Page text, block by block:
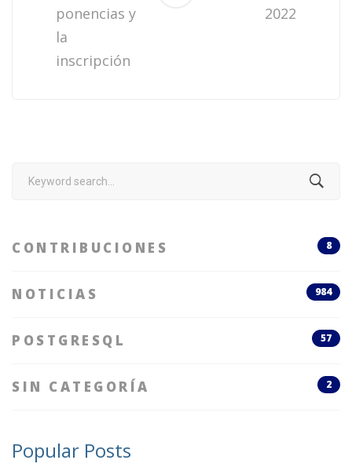
ponencias y
la
inscripción
2022
Search
CONTRIBUCIONES 8
NOTICIAS 984
POSTGRESQL 57
SIN CATEGORÍA 2
Popular Posts